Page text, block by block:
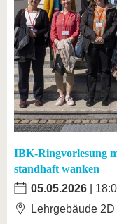
IBK-Ringvorlesung
standhaft wanken
05.05.2026 |
Lehrgebäude